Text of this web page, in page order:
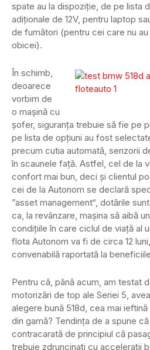
spate au la dispoziție, de pe lista
adiționale de 12V, pentru laptop
de fumători (pentru cei care nu
obicei).
În schimb,
deoarece
vorbim de
o mașină cu
șofer, siguranța trebuie să fie pe
pe lista de opțiuni au fost
precum cutia automată, senzorii
în scaunele față. Astfel, cel de la
confort mai bun, deci și clientul
cei de la Autonom se declară
”asset management“, dotările
ca, la revânzare, mașina să aibă
condițiile în care ciclul de viață al
flota Autonom va fi de circa 12
convenabilă raportată la
Pentru că, până acum, am testat
motorizări de top ale Seriei 5,
alegere bună 518d, cea mai
din gamă? Tendința de a spune că
contracarată de principiul că
trebuie zdruncinați cu accelerații